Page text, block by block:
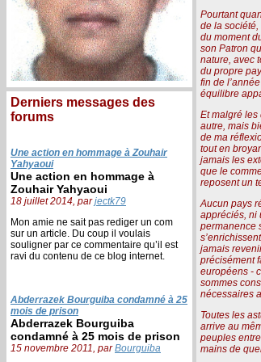
Derniers messages des
forums
Une action en hommage à Zouhair
Yahyaoui
Une action en hommage à
Zouhair Yahyaoui
18 juillet 2014, parjectk79
Mon amie ne sait pas rediger un com
sur un article. Du coup il voulais
souligner par ce commentaire qu’il est
ravi du contenu de ce blog internet.
Abderrazek Bourguiba condamné à 25
mois de prison
Abderrazek Bourguiba
condamné à 25 mois de prison
15 novembre 2011, parBourguiba
Pourtant
de la société,
du moment
son Patron
nature, avec
du propre
fin de
équilibre
Et malgré les
autre, mais
de ma
tout en
jamais les
que le
reposent un
Aucun pays
appréciés, ni
permanence
jamais
précisément
européens -
sommes
nécessaires
Toutes les
arrive au
peuples
mains de